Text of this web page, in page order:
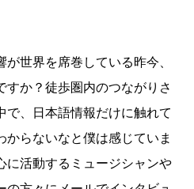
世界を席巻している昨今、
か？徒歩圏内のつながりさ
で、日本語情報だけに触れて
らないなと僕は感じていま
に活動するミュージシャンや